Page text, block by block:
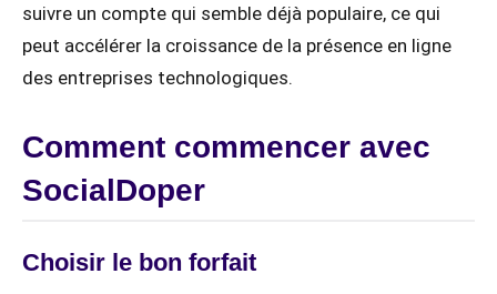
suivre un compte qui semble déjà populaire, ce qui
peut accélérer la croissance de la présence en ligne
des entreprises technologiques.
Comment commencer avec
SocialDoper
Choisir le bon forfait